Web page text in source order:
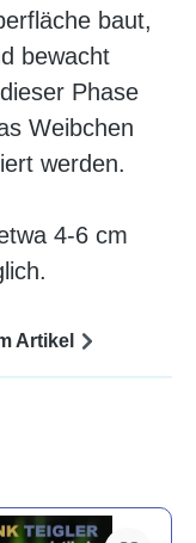
baut,
bewacht
Phase
Weibchen
werden.
4-6 cm
Artikel